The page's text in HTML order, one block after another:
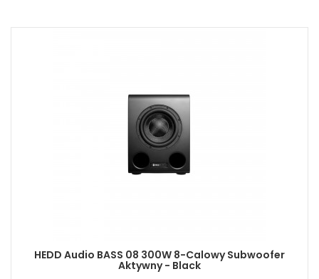
HEDD Audio BASS 08 300W 8-Calowy Subwoofer
Aktywny - Black